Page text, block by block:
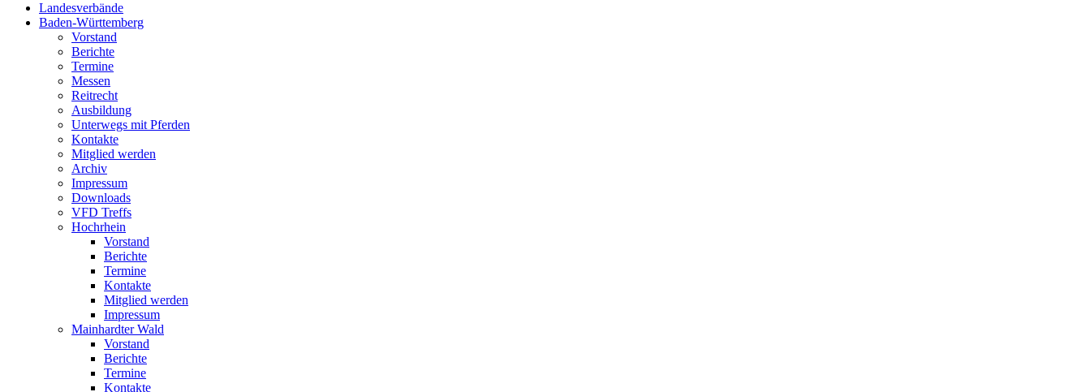
Landesverbände
Baden-Württemberg
Vorstand
Berichte
Termine
Messen
Reitrecht
Ausbildung
Unterwegs mit Pferden
Kontakte
Mitglied werden
Archiv
Impressum
Downloads
VFD Treffs
Hochrhein
Vorstand
Berichte
Termine
Kontakte
Mitglied werden
Impressum
Mainhardter Wald
Vorstand
Berichte
Termine
Kontakte